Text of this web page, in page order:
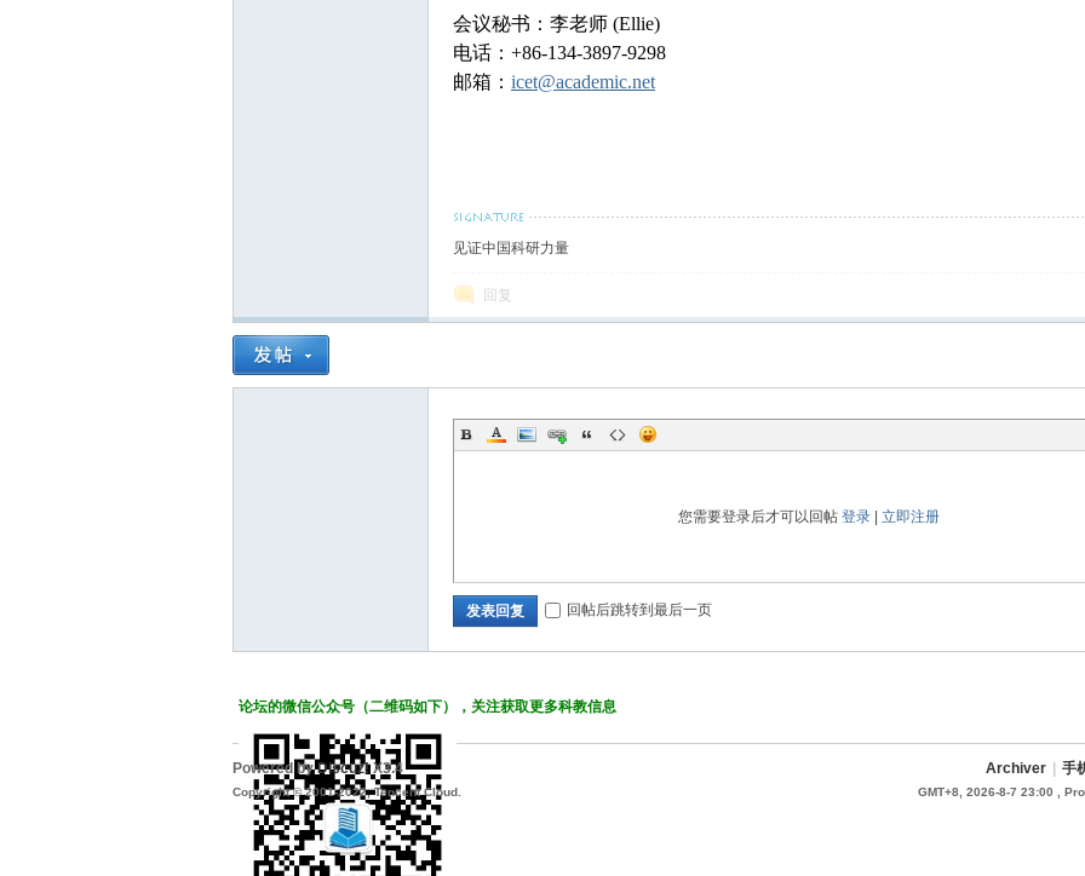
会议秘书：李老师 (Ellie)
电话：+86-134-3897-9298
邮箱： icet@academic.net
见证中国科研力量
回复
您需要登录后才可以回帖 登录| 立即注册
发表回复 回帖后跳转到最后一页
论坛的微信公众号（二维码如下），关注获取更多科教信息
Archiver 手
GMT+8, 2026-8-7 23:00 ,
Powered byDiscuz! X3.4
Copyright © 2001-2022, Tencent Cloud.